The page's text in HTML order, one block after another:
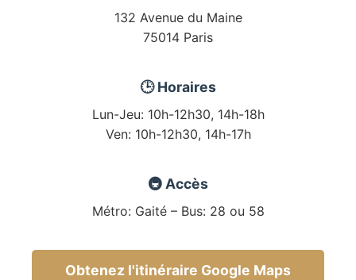
132 Avenue du Maine
75014 Paris
🕒 Horaires
Lun-Jeu: 10h-12h30, 14h-18h
Ven: 10h-12h30, 14h-17h
🚇 Accès
Métro: Gaité – Bus: 28 ou 58
Obtenez l'itinéraire Google Maps